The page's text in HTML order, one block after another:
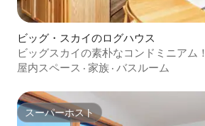
ビッグ・スカイのログハウス
ビッグスカイの素朴なコンドミニアム！
屋内スペース · 家族 · バスルーム
スーパーホスト
スーパーホスト